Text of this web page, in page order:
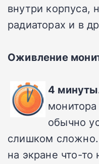
внутри корпуса,
радиаторах и в
Оживление
4
обычно
слишком
на экране что-то